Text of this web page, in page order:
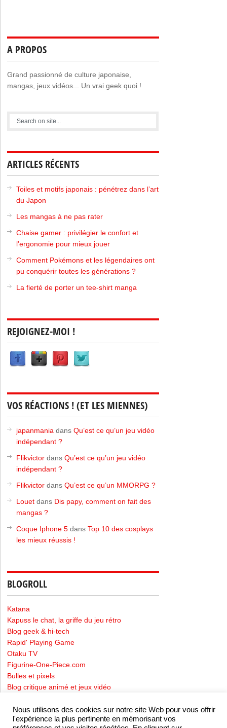
A PROPOS
Grand passionné de culture japonaise,
mangas, jeux vidéos... Un vrai geek quoi !
ARTICLES RÉCENTS
Toiles et motifs japonais : pénétrez dans l’art
du Japon
Les mangas à ne pas rater
Chaise gamer : privilégier le confort et
l’ergonomie pour mieux jouer
Comment Pokémons et les légendaires ont
pu conquérir toutes les générations ?
La fierté de porter un tee-shirt manga
REJOIGNEZ-MOI !
VOS RÉACTIONS ! (ET LES MIENNES)
japanmania dansQu’est ce qu’un jeu vidéo
indépendant ?
Flikvictor dansQu’est ce qu’un jeu vidéo
indépendant ?
Flikvictor dansQu’est ce qu’un MMORPG ?
Louet dans Dis papy, comment on fait des
mangas ?
Coque Iphone 5 dansTop 10 des cosplays
les mieux réussis !
BLOGROLL
Katana
Kapuss le chat, la griffe du jeu rétro
Blog geek & hi-tech
Rapid' Playing Game
Otaku TV
Figurine-One-Piece.com
Bulles et pixels
Blog critique animé et jeux vidéo
Mentions Légales -Politique de confidentialité
Nous utilisons des cookies sur notre site Web pour vous offrir
l'expérience la plus pertinente en mémorisant vos